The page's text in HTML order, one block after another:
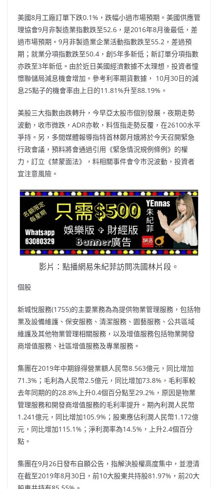
美國8月工廠訂單下跌0.1%，跌幅小過市場預期。美國供應管
理協會9月非製造業指數跌至52.6，是2016年8月後最低，差
過市場預期。9月非製造業企業活動指數跌至55.2，差過預
期；就業分項指數跌至50.4，創5年多新低；新訂單分項指數
亦跌至3年新低。由於近日美國經濟數據不太理想，投資者憧
憬聯儲局減息機會增加。參考利率期貨數據， 10月30日的減
息25點子的機會率由上日的11.81%升至88.19%。
美股三大指數由跌轉升，今早亞太股市個別發展，夜期走勢
波動，收市微跌，ADR亦軟，料恆指走勢反覆，在26100水平
爭持。另，多間媒體報導指特首林鄭月娥將於今天召開緊急
行政會議，預料將會通過引用《緊急情況規例條例》的權
力，訂立《禁蒙面法》，料相關事件會令市況波動，投資者
宜注意風險。
影片：點播網易朱紀菲訪問冼國林片段。
個股
新城悅服務(1755)的主要業務為為提供物業管理服務，包括物
業及設備維護、保安服務、清潔服務、園藝服務、公共區域
維護及其他物業管理相關服務，以及增值服務包括物業開發
商增值服務、社區增值服務及專業服務。
集團在2019年中期錄得營業額人民幣8.563億元，同比增加
71.3%；毛利為人民幣2.5億元，同比增加73.8%，毛利率較
去年同期的的28.8%上升0.4個百分點至29.2%，原因是物業
管理服務和開發商增值服務的毛利率提升。期內利潤人民幣
1.241億元，同比增加105.9%；股東應佔利潤人民幣1.172億
元，同比增加115.1%；淨利潤率為14.5%，上升2.4個百分
點。
集團在9月26日發布自願公告，指解決股權高度集中，並澄清
在截至2019年8月30日，前10大股東共持股81.97%，前20大